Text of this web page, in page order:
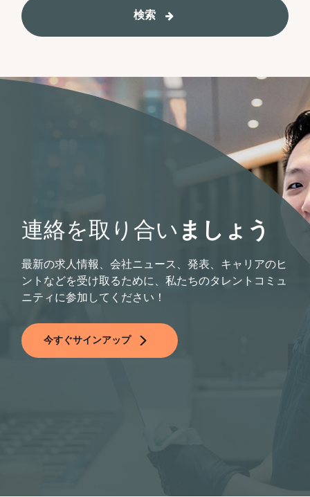
検索
連絡を取り合い ましょう
最新の求人情報、会社ニュース、発表、キャリアのヒ
ントなどを受け取るために、私たちのタレントコミュ
ニティに参加してください！
今すぐサインアップ